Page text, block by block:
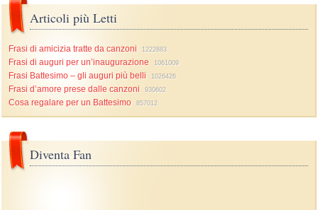
Articoli più Letti
Frasi di amicizia tratte da canzoni 1222883
Frasi di auguri per un’inaugurazione 1061009
Frasi Battesimo – gli auguri più belli 1026426
Frasi d’amore prese dalle canzoni 930602
Cosa regalare per un Battesimo 857012
Diventa Fan